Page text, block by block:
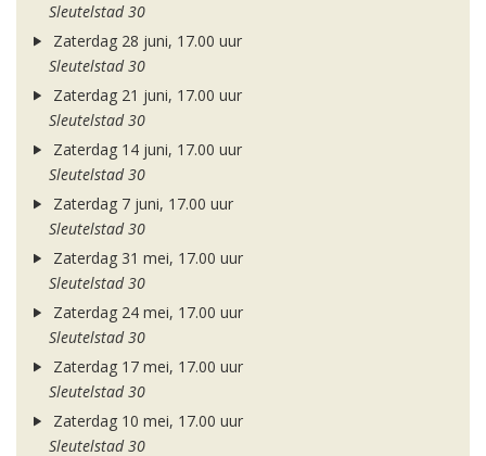
Sleutelstad 30
Zaterdag 28 juni, 17.00 uur
Sleutelstad 30
Zaterdag 21 juni, 17.00 uur
Sleutelstad 30
Zaterdag 14 juni, 17.00 uur
Sleutelstad 30
Zaterdag 7 juni, 17.00 uur
Sleutelstad 30
Zaterdag 31 mei, 17.00 uur
Sleutelstad 30
Zaterdag 24 mei, 17.00 uur
Sleutelstad 30
Zaterdag 17 mei, 17.00 uur
Sleutelstad 30
Zaterdag 10 mei, 17.00 uur
Sleutelstad 30